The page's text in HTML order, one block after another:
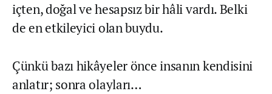
içten, doğal ve hesapsız bir hâli vardı. Belki
de en etkileyici olan buydu.
Çünkü bazı hikâyeler önce insanın kendisini
anlatır; sonra olayları…